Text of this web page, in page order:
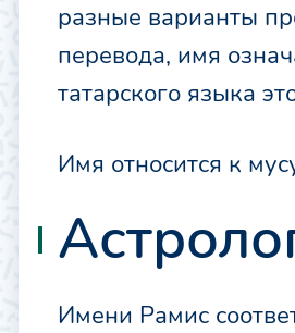
разные варианты
перевода, имя
татарского языка
Имя относится к
Имени Рамис